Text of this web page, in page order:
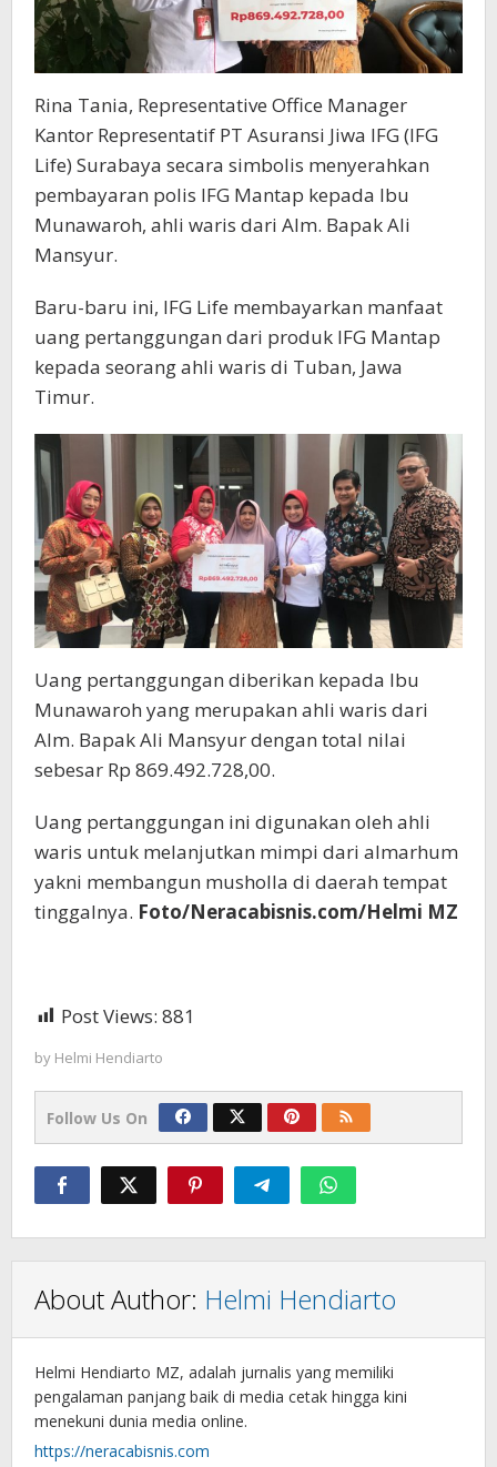
Rina Tania, Representative Office Manager
Kantor Representatif PT Asuransi Jiwa IFG (IFG
Life) Surabaya secara simbolis menyerahkan
pembayaran polis IFG Mantap kepada Ibu
Munawaroh, ahli waris dari Alm. Bapak Ali
Mansyur.
Baru-baru ini, IFG Life membayarkan manfaat
uang pertanggungan dari produk IFG Mantap
kepada seorang ahli waris di Tuban, Jawa
Timur.
Uang pertanggungan diberikan kepada Ibu
Munawaroh yang merupakan ahli waris dari
Alm. Bapak Ali Mansyur dengan total nilai
sebesar Rp 869.492.728,00.
Uang pertanggungan ini digunakan oleh ahli
waris untuk melanjutkan mimpi dari almarhum
yakni membangun musholla di daerah tempat
tinggalnya. Foto/Neracabisnis.com/Helmi MZ
Post Views: 881
by Helmi Hendiarto
Follow Us On
About Author: Helmi Hendiarto
Helmi Hendiarto MZ, adalah jurnalis yang memiliki
pengalaman panjang baik di media cetak hingga kini
menekuni dunia media online.
https://neracabisnis.com